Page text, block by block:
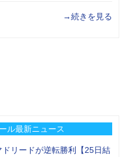
→続きを見る
ル最新ニュース
ドリードが逆転勝利【25日結